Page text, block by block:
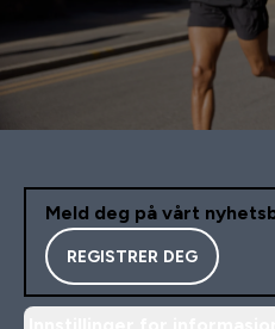
Meld deg på vårt
REGISTRER DEG